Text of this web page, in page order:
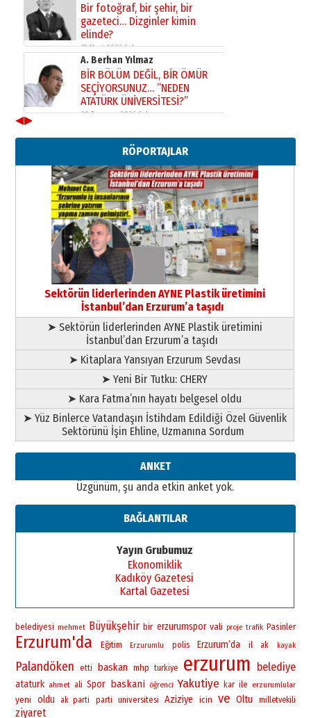
Bir fotoğraf, bir şehir, bir
gazeteci… Dizginler kimin
elinde?
31 Mart 2026 Salı
A. Berhan Yılmaz
BİR BÖLÜM DEĞİL, BİR ÖMÜR
SEÇİYORSUNUZ… “NEDEN
ATATÜRK ÜNİVERSİTESİ?”
28 Temmuz 2026 Salı
Ahmed Yesevi’den bir Alperen…
”Reisimiz” idi… Hakka yürüdü.!
26 Mart 2026 Perşembe
Cem Bakırcı
Ardında bıraktığı hatıralarıyla
gönül adamı Faruk Terzioğlu!
13 Mayıs 2026 Çarşamba
Esat BİNDESEN
TRT’NİN BÖLGEYE AÇILAN SESİ
09 Ağustos 2026 Pazar
◀▶
RÖPORTAJLAR
Sektörün liderlerinden AYNE Plastik üretimini
İstanbul’dan Erzurum’a taşıdı
➤ Sektörün liderlerinden AYNE Plastik üretimini
İstanbul’dan Erzurum’a taşıdı
➤ Kitaplara Yansıyan Erzurum Sevdası
➤ Yeni Bir Tutku: CHERY
➤ Kara Fatma’nın hayatı belgesel oldu
➤ Yüz Binlerce Vatandaşın İstihdam Edildiği Özel Güvenlik
Sektörünü İşin Ehline, Uzmanına Sordum
ANKET
Üzgünüm, şu anda etkin anket yok.
BAĞLANTILAR
Yayın Grubumuz
Ekonomiklik
Kadıköy Gazetesi
Kartal Gazetesi
belediyesi mehmet Büyükşehir bir erzurumspor vali proje trafik Pasinler
Erzurum'da Eğitim Erzurumlu polis Erzurum’da il ak kayak
Palandöken etti baskan mhp turkiye erzurum belediye
ataturk ahmet ali Spor baskani öğrenci Yakutiye kar ile erzurumlular
yeni oldu ak parti parti universitesi Aziziye icin ve Oltu milletvekili
ziyaret